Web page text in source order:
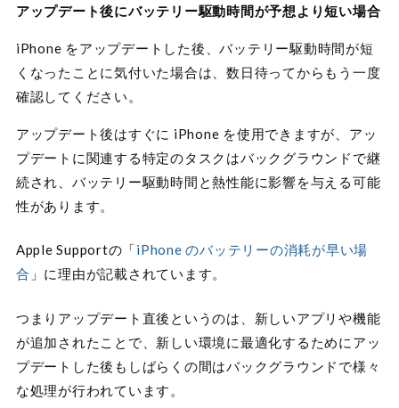
アップデート後にバッテリー駆動時間が予想より短い場合
iPhone をアップデートした後、バッテリー駆動時間が短
くなったことに気付いた場合は、数日待ってからもう一度
確認してください。
アップデート後はすぐに iPhone を使用できますが、アッ
プデートに関連する特定のタスクはバックグラウンドで継
続され、バッテリー駆動時間と熱性能に影響を与える可能
性があります。
Apple Supportの「iPhone のバッテリーの消耗が早い場
合 」に理由が記載されています。
つまりアップデート直後というのは、新しいアプリや機能
が追加されたことで、新しい環境に最適化するためにアッ
プデートした後もしばらくの間はバックグラウンドで様々
な処理が行われています。